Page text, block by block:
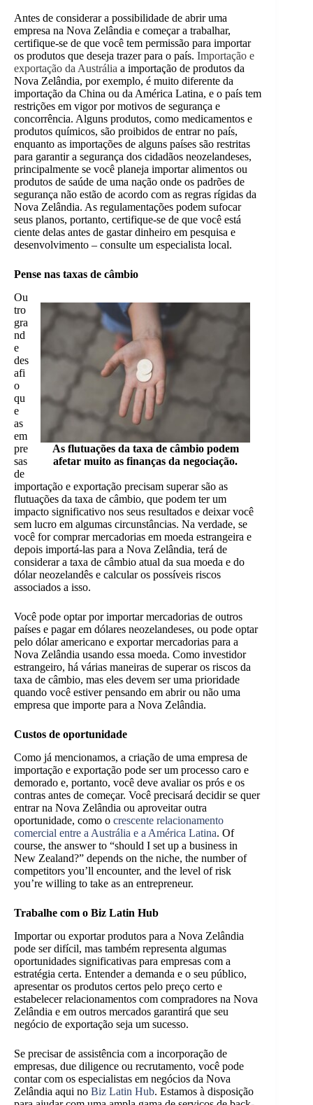
Antes de considerar a possibilidade de abrir uma
empresa na Nova Zelândia e começar a trabalhar,
certifique-se de que você tem permissão para importar
os produtos que deseja trazer para o país. Importação e
exportação da Austrália a importação de produtos da
Nova Zelândia, por exemplo, é muito diferente da
importação da China ou da América Latina, e o país tem
restrições em vigor por motivos de segurança e
concorrência. Alguns produtos, como medicamentos e
produtos químicos, são proibidos de entrar no país,
enquanto as importações de alguns países são restritas
para garantir a segurança dos cidadãos neozelandeses,
principalmente se você planeja importar alimentos ou
produtos de saúde de uma nação onde os padrões de
segurança não estão de acordo com as regras rígidas da
Nova Zelândia. As regulamentações podem sufocar
seus planos, portanto, certifique-se de que você está
ciente delas antes de gastar dinheiro em pesquisa e
desenvolvimento – consulte um especialista local.
Pense nas taxas de câmbio
As flutuações da taxa de câmbio podem
afetar muito as finanças da negociação.
Ou
tro
gra
nd
e
des
afi
o
qu
e
as
em
pre
sas
de
importação e exportação precisam superar são as
flutuações da taxa de câmbio, que podem ter um
impacto significativo nos seus resultados e deixar você
sem lucro em algumas circunstâncias. Na verdade, se
você for comprar mercadorias em moeda estrangeira e
depois importá-las para a Nova Zelândia, terá de
considerar a taxa de câmbio atual da sua moeda e do
dólar neozelandês e calcular os possíveis riscos
associados a isso.
Você pode optar por importar mercadorias de outros
países e pagar em dólares neozelandeses, ou pode optar
pelo dólar americano e exportar mercadorias para a
Nova Zelândia usando essa moeda. Como investidor
estrangeiro, há várias maneiras de superar os riscos da
taxa de câmbio, mas eles devem ser uma prioridade
quando você estiver pensando em abrir ou não uma
empresa que importe para a Nova Zelândia.
Custos de oportunidade
Como já mencionamos, a criação de uma empresa de
importação e exportação pode ser um processo caro e
demorado e, portanto, você deve avaliar os prós e os
contras antes de começar. Você precisará decidir se quer
entrar na Nova Zelândia ou aproveitar outra
oportunidade, como o crescente relacionamento
comercial entre a Austrália e a América Latina. Of
course, the answer to “should I set up a business in
New Zealand?” depends on the niche, the number of
competitors you’ll encounter, and the level of risk
you’re willing to take as an entrepreneur.
Trabalhe com o Biz Latin Hub
Importar ou exportar produtos para a Nova Zelândia
pode ser difícil, mas também representa algumas
oportunidades significativas para empresas com a
estratégia certa. Entender a demanda e o seu público,
apresentar os produtos certos pelo preço certo e
estabelecer relacionamentos com compradores na Nova
Zelândia e em outros mercados garantirá que seu
negócio de exportação seja um sucesso.
Se precisar de assistência com a incorporação de
empresas, due diligence ou recrutamento, você pode
contar com os especialistas em negócios da Nova
Zelândia aqui no Biz Latin Hub. Estamos à disposição